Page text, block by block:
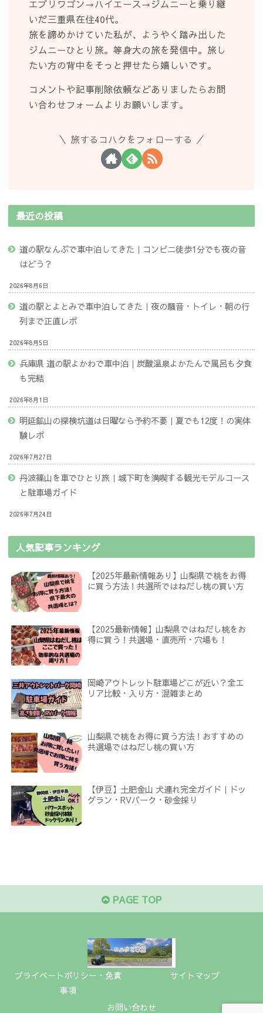
エブリワゴン→ハイエース→ジムニーと乗り継
いだ三重県在住40代。
旅を諦めかけていた私が、ようやく踏み出した
ジムニーひとり旅。等身大の旅を発信中。旅し
たい方の背中をそっと押せたら嬉しいです。
コメントや記事削除依頼などありましたらお問
い合わせフォームよりお願いします。
旅するコハクをフォローする
最近の投稿
道の駅なんぶで車中泊してきた｜コンビニ徒歩1分でも夜の音
はどう？
2026年8月6日
道の駅とよとみで車中泊してきた｜夜の騒音・トイレ・朝の行
列まで正直レポ
2026年8月5日
兵庫県 道の駅よかわで車中泊｜炭酸温泉よかたんで風呂も夕食
も完結
2026年8月1日
明延鉱山の探検坑道は日曜なら予約不要｜夏でも12度！の実体
験レポ
2026年7月27日
丹波篠山を車でひとり旅｜城下町を満喫する観光モデルコース
と駐車場ガイド
2026年7月24日
人気記事ランキング
【2025年最新情報あり】山梨県で桃をお得
に買う方法！共選所ではねだし桃の買い方
【2025最新情報】山梨県ではねだし桃をお
得に買う！共選場・直売所・穴場も！
岡崎アウトレット駐車場どこが近い？全エ
リア比較・入り方・混雑まとめ
山梨県で桃をお得に買う方法！おすすめの
共選場ではねだし桃の買い方
【伊豆】土肥金山 犬連れ完全ガイド｜ドッ
グラン・RVパーク・砂金採り
PAGE TOP
プライベートポリシー・免責
事項
サイトマップ
お問い合わせ